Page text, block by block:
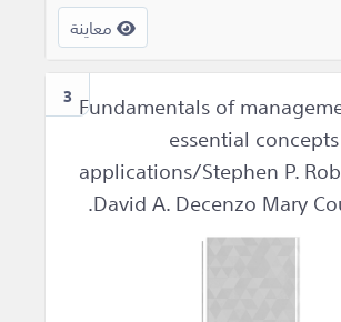
معاينة
3 Fundamentals of
essential
applications/Stephen P.
David A. Decenzo Mary